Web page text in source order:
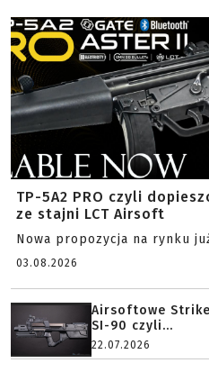
TP-5A2 PRO czyli
ze stajni LCT Airsoft
Nowa propozycja na rynku
03.08.2026
Airsoftowe
SI-90 czyli...
22.07.2026